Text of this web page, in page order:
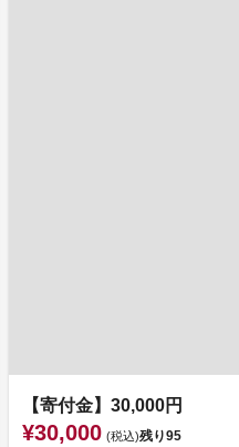
【寄付金】30,000円
¥30,000 (税込)残り95